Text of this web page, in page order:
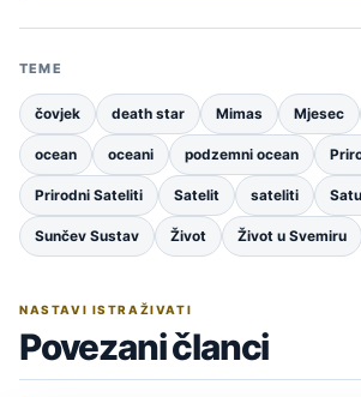
TEME
čovjek death star Mimas Mjesec
ocean oceani podzemni ocean
Prirodni Sateliti Satelit sateliti
Sunčev Sustav Život Život u Svemiru
NASTAVI ISTRAŽIVATI
Povezani članci